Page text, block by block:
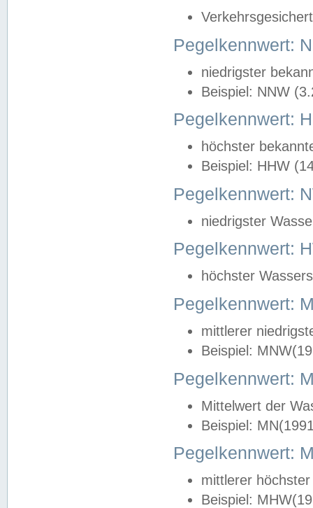
Pegelkennwert:
niedrigster
Beispiel: NNW
Pegelkennwert:
höchster
Beispiel: HHW
Pegelkennwert:
niedrigster
Pegelkennwert:
höchster
Pegelkennwert:
mittlerer
Beispiel:
Pegelkennwert:
Mittelwert der
Beispiel:
Pegelkennwert:
mittlerer
Beispiel: